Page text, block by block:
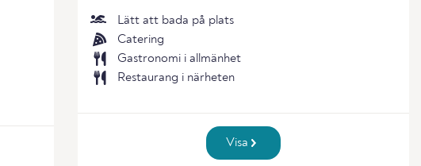
Lätt att bada på plats
Catering
Gastronomi i allmänhet
Restaurang i närheten
Visa